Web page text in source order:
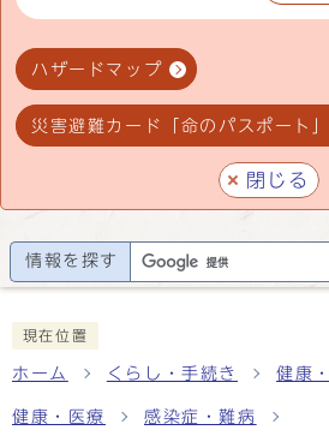
ハザードマップ
災害避難カード「命のパスポート」
閉じる
情報を探す
現在位置
ホーム くらし・手続き 健康
健康・医療 感染症・難病